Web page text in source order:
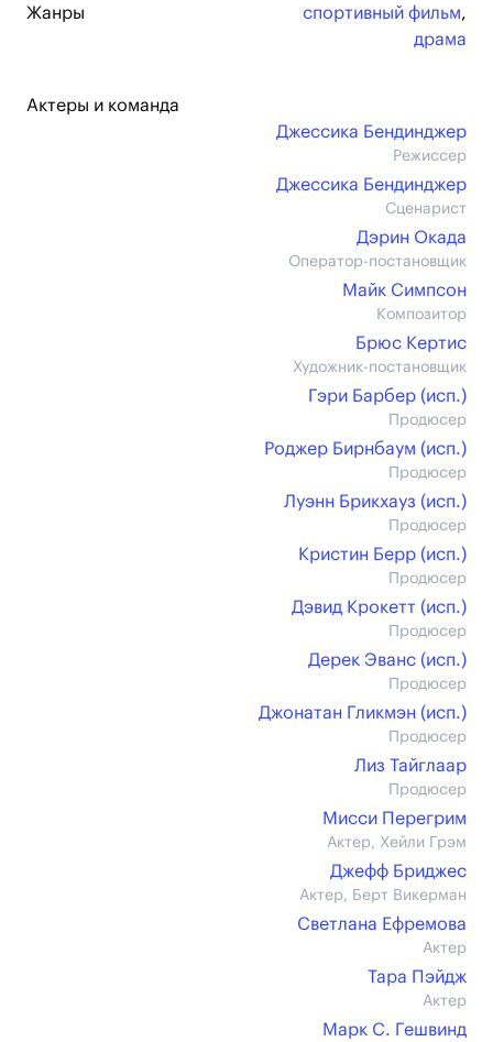
Жанры спортивный фильм,
драма
Актеры и команда
Джессика Бендинджер
Режиссер
Джессика Бендинджер
Сценарист
Дэрин Окада
Оператор-постановщик
Майк Симпсон
Композитор
Брюс Кертис
Художник-постановщик
Гэри Барбер (иcп.)
Продюсер
Роджер Бирнбаум (иcп.)
Продюсер
Луэнн Брикхауз (иcп.)
Продюсер
Кристин Берр (иcп.)
Продюсер
Дэвид Крокетт (иcп.)
Продюсер
Дерек Эванс (иcп.)
Продюсер
Джонатан Гликмэн (иcп.)
Продюсер
Лиз Тайглаар
Продюсер
Мисси Перегрим
Актер, Хейли Грэм
Джефф Бриджес
Актер, Берт Викерман
Светлана Ефремова
Актер
Тара Пэйдж
Актер
Марк С. Гешвинд